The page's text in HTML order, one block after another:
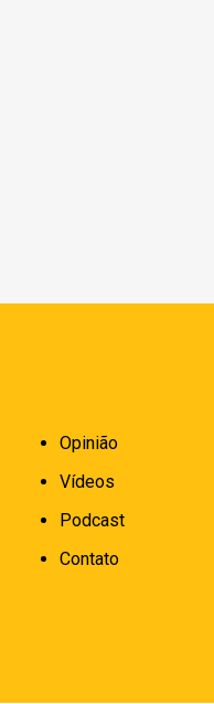
Opinião
Vídeos
Podcast
Contato